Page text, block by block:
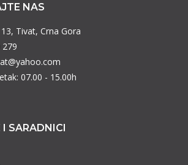
NAS
Tivat, Crna Gora
07.00 - 15.00h
SARADNICI